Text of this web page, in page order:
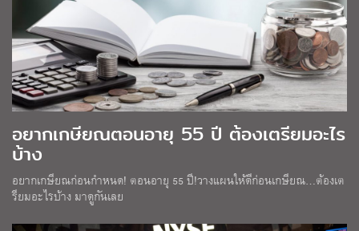
อยากเกษียณตอนอายุ 55 ปี ต้องเตรียมอะไร
บ้าง
อยากเกษียณก่อนกำหนด! ตอนอายุ 55 ปี!วางแผนให้ดีก่อนเกษียณ…ต้องเต
รียมอะไรบ้าง มาดูกันเลย